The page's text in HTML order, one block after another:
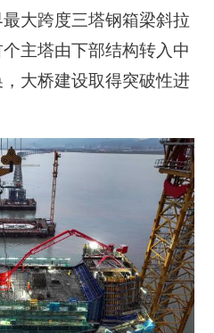
大跨度三塔钢箱梁斜拉
主塔由下部结构转入中
大桥建设取得突破性进